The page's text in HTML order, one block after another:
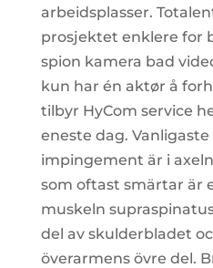
arbeidsplasser.
prosjektet enklere for
spion kamera bad
kun har én aktør å
tilbyr HyCom service
eneste dag.
impingement är i
som oftast smärtar är
muskeln
del av skulderbladet
överarmens övre del.